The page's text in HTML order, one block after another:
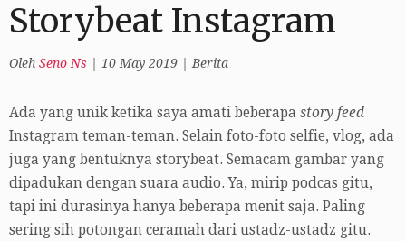
Storybeat Instagram
Oleh Seno Ns 10 May 2019 Berita
Ada yang unik ketika saya amati beberapa story feed
Instagram teman-teman. Selain foto-foto selfie, vlog, ada
juga yang bentuknya storybeat. Semacam gambar yang
dipadukan dengan suara audio. Ya, mirip podcas gitu,
tapi ini durasinya hanya beberapa menit saja. Paling
sering sih potongan ceramah dari ustadz-ustadz gitu.